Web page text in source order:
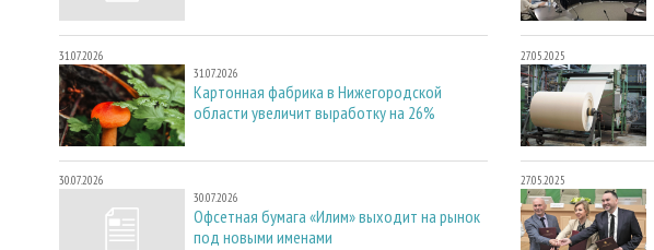
31.07.2026
31.07.2026
Картонная фабрика в Нижегородской
области увеличит выработку на 26%
30.07.2026
30.07.2026
Офсетная бумага «Илим» выходит на рынок
под новыми именами
27.05.2025
27.05.2025